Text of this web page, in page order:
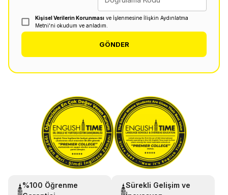
Kişisel Verilerin Korunması ve İşlenmesine İlişkin Aydınlatma
Metni'ni okudum ve anladım.
GÖNDER
%100 Öğrenme
Sürekli Gelişim ve